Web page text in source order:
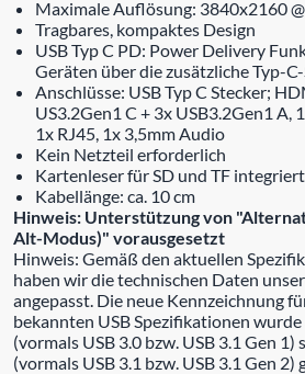
Maximale Auflösung: 3840x2160
Tragbares, kompaktes Design
USB Typ C PD: Power Delivery
Geräten über die zusätzliche Typ-
Anschlüsse: USB Typ C Stecker;
US3.2Gen1 C + 3x USB3.2Gen1 A,
1x RJ45, 1x 3,5mm Audio
Kein Netzteil erforderlich
Kartenleser für SD und TF integriert
Kabellänge: ca. 10 cm
Hinweis: Unterstützung von
Alt-Modus)" vorausgesetzt
Hinweis: Gemäß den aktuellen
haben wir die technischen Daten
angepasst. Die neue Kennzeichnung
bekannten USB Spezifikationen wurde
(vormals USB 3.0 bzw. USB 3.1 Gen 1)
(vormals USB 3.1 bzw. USB 3.1 Gen 2)